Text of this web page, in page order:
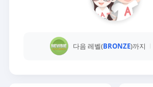
다음 레벨(BRONZE)까지